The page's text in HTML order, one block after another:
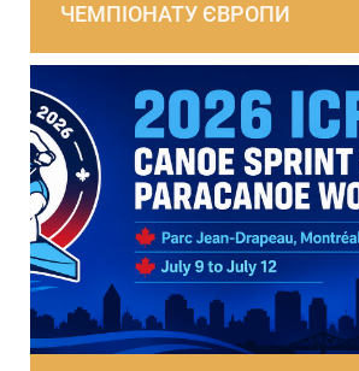
ЧЕМПІОНАТУ ЄВРОПИ